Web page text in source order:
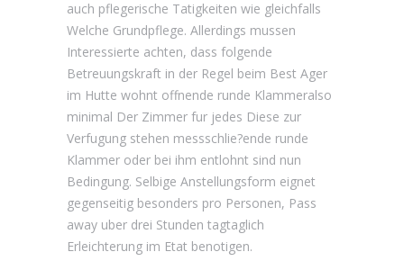
auch pflegerische Tatigkeiten wie gleichfalls
Welche Grundpflege. Allerdings mussen
Interessierte achten, dass folgende
Betreuungskraft in der Regel beim Best Ager
im Hutte wohnt offnende runde Klammeralso
minimal Der Zimmer fur jedes Diese zur
Verfugung stehen messschlie?ende runde
Klammer oder bei ihm entlohnt sind nun
Bedingung. Selbige Anstellungsform eignet
gegenseitig besonders pro Personen, Pass
away uber drei Stunden tagtaglich
Erleichterung im Etat benotigen.